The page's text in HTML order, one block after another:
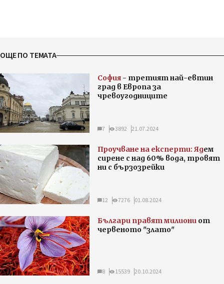
ОЩЕ ПО ТЕМАТА
София - третият най-евтин
град в Европа за
чревоугодниците
7 3892 21.07.2024
Проучване на експерти: Ядем
сирене с над 60% вода, тровят
ни с бързозрейки
12 7276 01.08.2024
Българи правят милиони от
червеното "злато"
8 15539 20.10.2024